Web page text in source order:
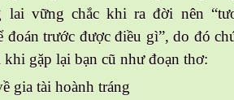
lai vững chắc khi ra đời nên
đoán trước được điều gì”, do đó
gặp lại bạn cũ như đoạn thơ:
gia tài hoành tráng